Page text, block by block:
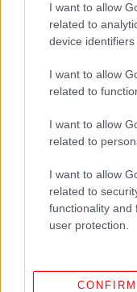
I want to allow
related to
device identifiers
I want to allow
related to
I want to allow
related to
I want to allow
related to
functionality and
user protection.
CONFIRM
ΚΟΣΜΟΣ 10/04/2026
Ο Ισημερινός